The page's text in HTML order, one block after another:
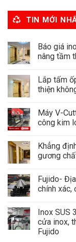
TIN MỚI
Báo giá
nâng tầm
Lắp tấm
thiện
Máy V-
công kim
Khẳng
gương
Fujido-
chính xác,
Inox SUS
cửa inox,
Fujido